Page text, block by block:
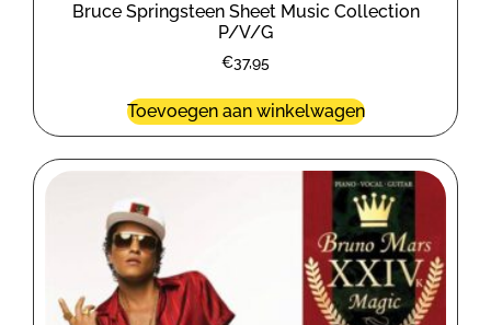
Bruce Springsteen Sheet Music Collection
P/V/G
€37,95
Toevoegen aan winkelwagen